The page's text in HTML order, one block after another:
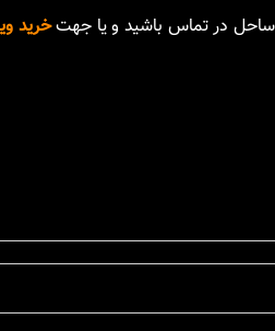
ساحل در تماس باشید و یا جهتخرید